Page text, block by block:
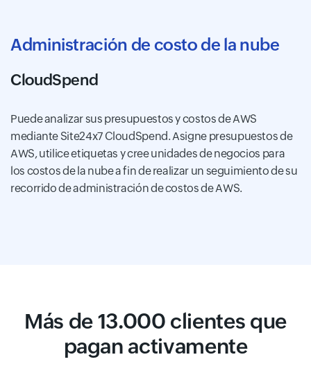
Administración de costo de la nube
CloudSpend
Puede analizar sus presupuestos y costos de AWS
mediante Site24x7 CloudSpend. Asigne presupuestos de
AWS, utilice etiquetas y cree unidades de negocios para
los costos de la nube a fin de realizar un seguimiento de su
recorrido de administración de costos de AWS.
Más de 13.000 clientes que
pagan activamente